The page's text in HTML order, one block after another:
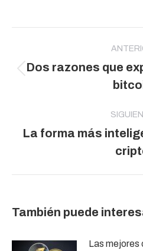
publicaciones
Dos razones que
La forma más
También puede
Las mejores